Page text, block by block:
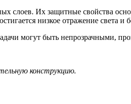
слоев. Их защитные свойства
низкое отражение света и
могут быть непрозрачными,
конструкцию.